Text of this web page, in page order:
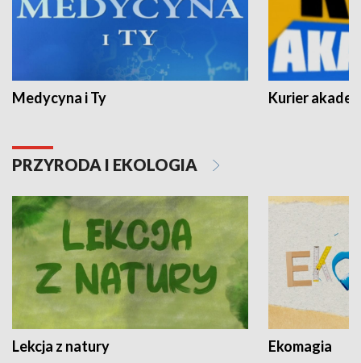
Medycyna i Ty Kurier
PRZYRODA I EKOLOGIA
Lekcja z natury Ekomagia